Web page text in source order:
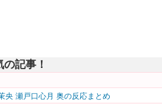
記事！
央 瀬戸口心月 奥の反応まとめ